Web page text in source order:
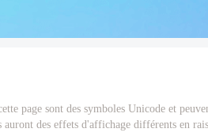
page sont des symboles Unicode et
des effets d'affichage différents en